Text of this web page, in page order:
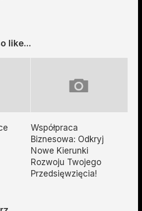
like...
Współpraca
Biznesowa: Odkryj
Nowe Kierunki
Rozwoju Twojego
Przedsięwzięcia!